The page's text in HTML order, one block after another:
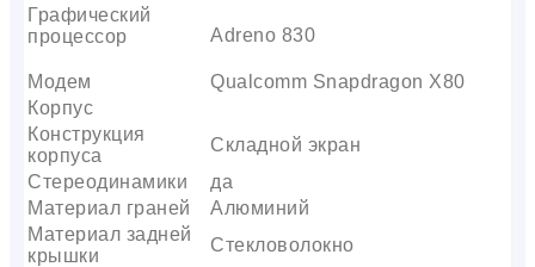
Графический
процессор
Adreno 830
Модем
Qualcomm Snapdragon X80
Корпус
Конструкция
корпуса
Складной экран
Стереодинамики
да
Материал граней
Алюминий
Материал задней
крышки
Стекловолокно